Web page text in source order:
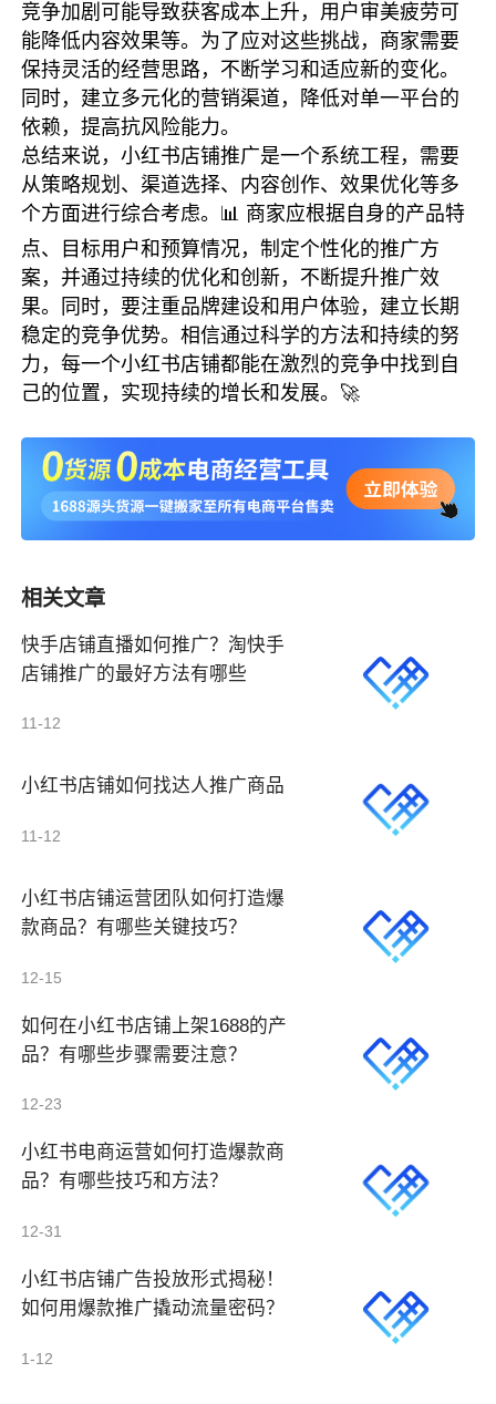
竞争加剧可能导致获客成本上升，用户审美疲劳可
能降低内容效果等。为了应对这些挑战，商家需要
保持灵活的经营思路，不断学习和适应新的变化。
同时，建立多元化的营销渠道，降低对单一平台的
依赖，提高抗风险能力。
总结来说，小红书店铺推广是一个系统工程，需要
从策略规划、渠道选择、内容创作、效果优化等多
个方面进行综合考虑。📊 商家应根据自身的产品特
点、目标用户和预算情况，制定个性化的推广方
案，并通过持续的优化和创新，不断提升推广效
果。同时，要注重品牌建设和用户体验，建立长期
稳定的竞争优势。相信通过科学的方法和持续的努
力，每一个小红书店铺都能在激烈的竞争中找到自
己的位置，实现持续的增长和发展。🚀
相关文章
快手店铺直播如何推广？淘快手
店铺推广的最好方法有哪些
11-12
小红书店铺如何找达人推广商品
11-12
小红书店铺运营团队如何打造爆
款商品？有哪些关键技巧？
12-15
如何在小红书店铺上架1688的产
品？有哪些步骤需要注意？
12-23
小红书电商运营如何打造爆款商
品？有哪些技巧和方法？
12-31
小红书店铺广告投放形式揭秘！
如何用爆款推广撬动流量密码？
1-12